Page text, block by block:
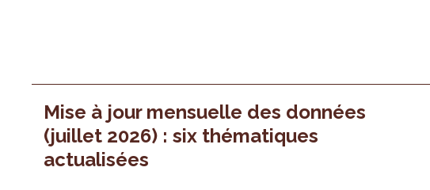
Mise à jour mensuelle des données
(juillet 2026) : six thématiques
actualisées